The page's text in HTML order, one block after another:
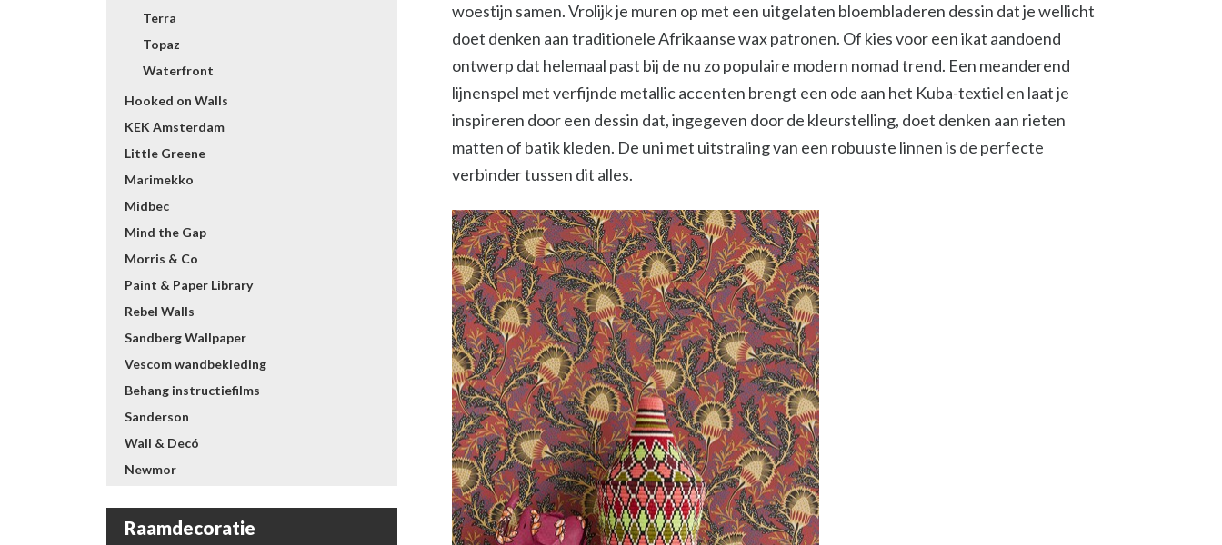
Terra
Topaz
Waterfront
Hooked on Walls
KEK Amsterdam
Little Greene
Marimekko
Midbec
Mind the Gap
Morris & Co
Paint & Paper Library
Rebel Walls
Sandberg Wallpaper
Vescom wandbekleding
Behang instructiefilms
Sanderson
Wall & Decó
Newmor
Raamdecoratie
woestijn samen. Vrolijk je muren op met een uitgelaten bloembladeren dessin dat je wellicht
doet denken aan traditionele Afrikaanse wax patronen. Of kies voor een ikat aandoend
ontwerp dat helemaal past bij de nu zo populaire modern nomad trend. Een meanderend
lijnenspel met verfijnde metallic accenten brengt een ode aan het Kuba-textiel en laat je
inspireren door een dessin dat, ingegeven door de kleurstelling, doet denken aan rieten
matten of batik kleden. De uni met uitstraling van een robuuste linnen is de perfecte
verbinder tussen dit alles.